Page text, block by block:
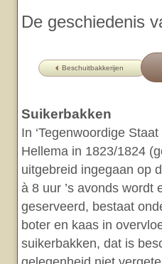
De geschiedenis
Beschuitbakkerijen
Suikerbakken
In ‘Tegenwoordige
Hellema in 1823/1824
uitgebreid ingegaan op
à 8 uur ’s avonds wordt
geserveerd, bestaat
boter en kaas in
suikerbakken, dat is